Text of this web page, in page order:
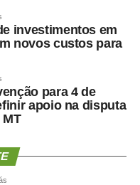
investimentos em
novos custos para
para 4 de
apoio na disputa